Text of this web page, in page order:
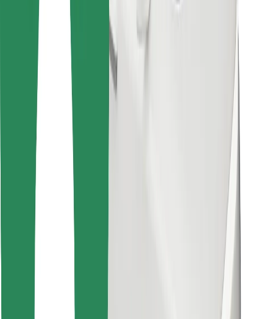
Zabezpečení
Jízda za pár minut!
Stáhněte si aplikaci Bolt
Objevte své oblíbené jídlo!
Stáhněte si aplikaci Bolt Food